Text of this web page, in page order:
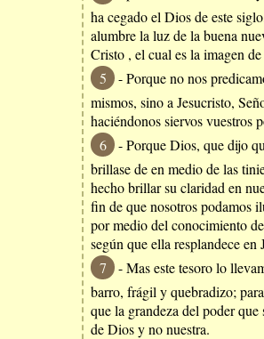
ha cegado el Dios de este
alumbre la luz de la buena
Cristo , el cual es la imagen
5
- Porque no nos
mismos, sino a Jesucristo,
haciéndonos siervos vuestros
6
- Porque Dios, que dijo
brillase de en medio de las
hecho brillar su claridad en
fin de que nosotros podamos
por medio del conocimiento
según que ella resplandece en
7
- Mas este tesoro lo
barro, frágil y quebradizo;
que la grandeza del poder que
de Dios y no nuestra.